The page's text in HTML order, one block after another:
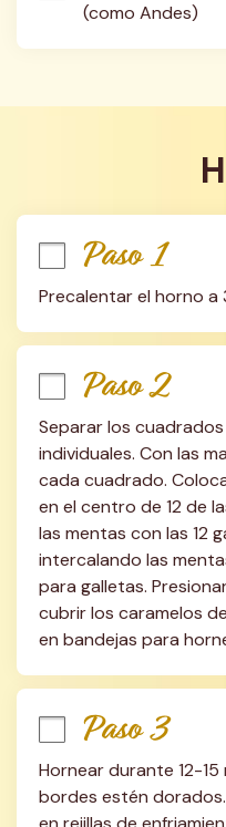
(como Andes)
Paso 1
Precalentar el horno a
Paso 2
Separar los
individuales. Con las
cada cuadrado.
en el centro de 12 de
las mentas con las 12
intercalando las
para galletas.
cubrir los caramelos
en bandejas para
Paso 3
Hornear durante 12-
bordes estén